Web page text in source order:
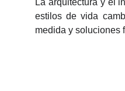
La arquitectura y el
estilos de vida
medida y soluciones